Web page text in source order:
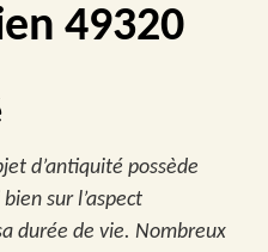
49320
d’antiquité possède
sur l’aspect
durée de vie. Nombreux